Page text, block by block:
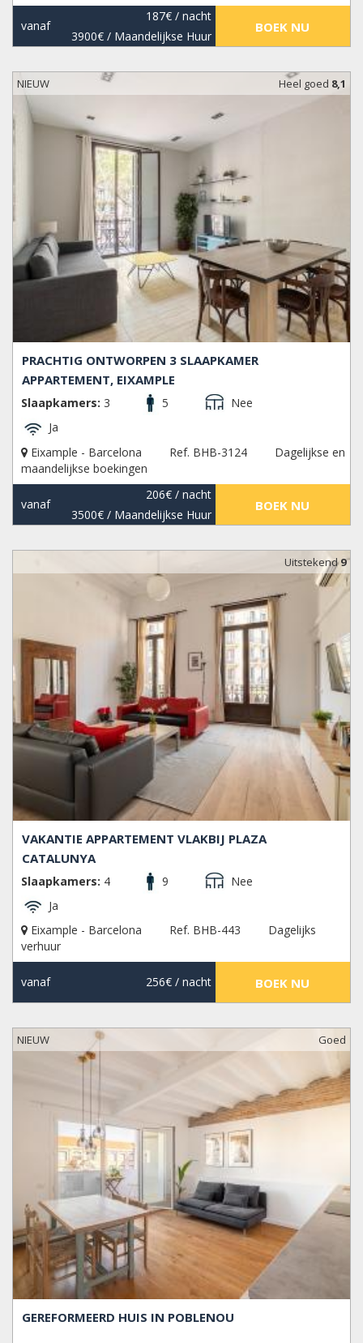
vanaf
187€/ nacht
3900€/ Maandelijkse Huur
BOEK NU
NIEUW Heel goed 8,1
PRACHTIG ONTWORPEN 3 SLAAPKAMER
APPARTEMENT, EIXAMPLE
Slaapkamers: 3 5
Nee
Ja
Eixample - Barcelona
Ref. BHB-3124
Dagelijkse en
maandelijkse boekingen
vanaf
206€/ nacht
3500€/ Maandelijkse Huur
BOEK NU
Uitstekend9
VAKANTIE APPARTEMENT VLAKBIJ PLAZA
CATALUNYA
Slaapkamers: 4 9
Nee
Ja
Eixample - Barcelona
Ref. BHB-443
Dagelijks
verhuur
vanaf 256€/ nacht BOEK NU
NIEUW Goed
GEREFORMEERD HUIS IN POBLENOU